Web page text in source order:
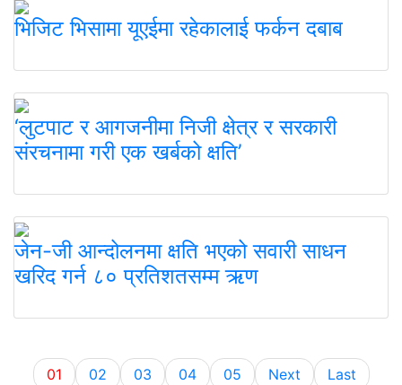
भिजिट भिसामा यूएईमा रहेकालाई फर्कन दबाब
‘लुटपाट र आगजनीमा निजी क्षेत्र र सरकारी
संरचनामा गरी एक खर्बको क्षति’
जेन-जी आन्दोलनमा क्षति भएको सवारी साधन
खरिद गर्न ८० प्रतिशतसम्म ऋण
01 02 03 04 05 Next Last